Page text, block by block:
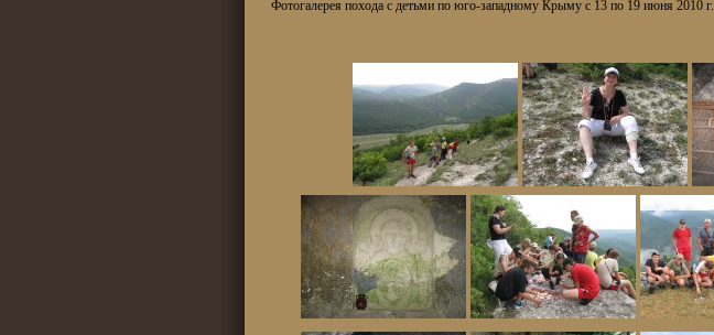
Фотогалерея похода с детьми по юго-западному Крыму с 13 по 19 июня 2010 г.